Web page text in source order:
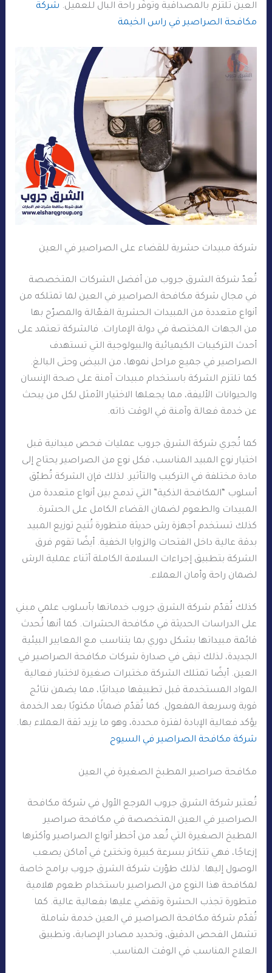
العين تلتزم بالمصداقية وتوفّر راحة البال للعميل. شركة
مكافحة الصراصير في راس الخيمة
شركة مبيدات حشرية للقضاء على الصراصير في العين
تُعدّ شركة الشرق جروب من أفضل الشركات المتخصصة
في مجال شركة مكافحة الصراصير في العين لما تمتلكه من
أنواع متعددة من المبيدات الحشرية الفعّالة والمصرّح بها
من الجهات المختصة في دولة الإمارات. فالشركة تعتمد على
أحدث التركيبات الكيميائية والبيولوجية التي تستهدف
الصراصير في جميع مراحل نموها، من البيض وحتى البالغ.
كما تلتزم الشركة باستخدام مبيدات آمنة على صحة الإنسان
والحيوانات الأليفة، مما يجعلها الاختيار الأمثل لكل من يبحث
عن خدمة فعالة وآمنة في الوقت ذاته.
كما تُجري شركة الشرق جروب عمليات فحص ميدانية قبل
اختيار نوع المبيد المناسب، فكل نوع من الصراصير يحتاج إلى
مادة مختلفة في التركيب والتأثير. لذلك فإن الشركة تُطبّق
أسلوب “المكافحة الذكية” التي تدمج بين أنواع متعددة من
المبيدات والطعوم لضمان القضاء الكامل على الحشرة.
كذلك تستخدم أجهزة رش حديثة متطورة تُتيح توزيع المبيد
بدقة عالية داخل الفتحات والزوايا الخفية. أيضًا تقوم فرق
الشركة بتطبيق إجراءات السلامة الكاملة أثناء عملية الرش
لضمان راحة وأمان العملاء.
كذلك تُقدّم شركة الشرق جروب خدماتها بأسلوب علمي مبني
على الدراسات الحديثة في مكافحة الحشرات. كما أنها تُحدث
قائمة مبيداتها بشكل دوري بما يتناسب مع المعايير البيئية
الجديدة، لذلك تبقى في صدارة شركات مكافحة الصراصير في
العين. أيضًا تمتلك الشركة مختبرات صغيرة لاختبار فعالية
المواد المستخدمة قبل تطبيقها ميدانيًا، مما يضمن نتائج
قوية وسريعة المفعول. كما تُقدّم ضمانًا مكتوبًا بعد الخدمة
يؤكد فعالية الإبادة لفترة محددة، وهو ما يزيد ثقة العملاء بها.
شركة مكافحة الصراصير في السيوح
مكافحة صراصير المطبخ الصغيرة في العين
تُعتبر شركة الشرق جروب المرجع الأول في شركة مكافحة
الصراصير في العين المتخصصة في مكافحة صراصير
المطبخ الصغيرة التي تُعد من أخطر أنواع الصراصير وأكثرها
إزعاجًا، فهي تتكاثر بسرعة كبيرة وتختبئ في أماكن يصعب
الوصول إليها. لذلك طوّرت شركة الشرق جروب برامج خاصة
لمكافحة هذا النوع من الصراصير باستخدام طعوم هلامية
متطورة تجذب الحشرة وتقضي عليها بفعالية عالية. كما
تُقدّم شركة مكافحة الصراصير في العين خدمة شاملة
تشمل الفحص الدقيق، وتحديد مصادر الإصابة، وتطبيق
العلاج المناسب في الوقت المناسب.